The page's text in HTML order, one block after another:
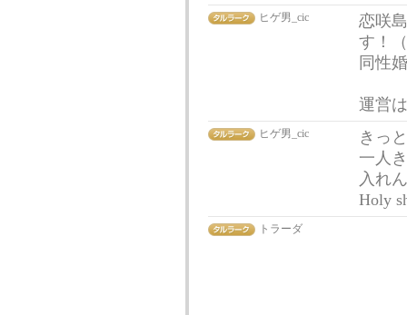
ヒゲ男_cic
恋咲
す！
同性
運営
ヒゲ男_cic
きっ
一人
入れ
Holy
トラーダ